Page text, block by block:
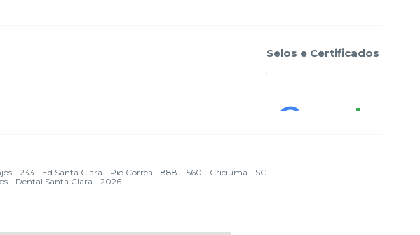
Selos e Certificados
- 233 - Ed Santa Clara - Pio Corrêa - 88811-560 - Criciúma - SC
- Dental Santa Clara - 2026